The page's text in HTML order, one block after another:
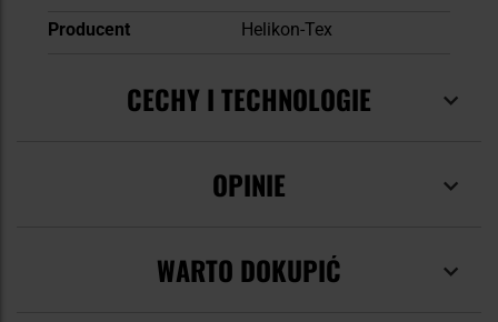
Producent
Helikon-Tex
CECHY I TECHNOLOGIE
OPINIE
WARTO DOKUPIĆ